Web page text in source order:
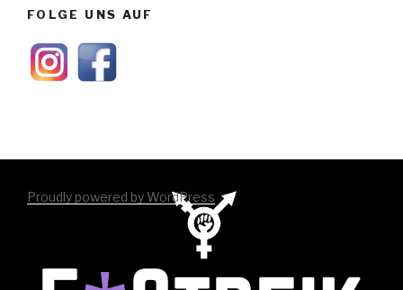
FOLGE UNS AUF
Proudly powered by WordPress